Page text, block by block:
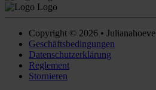
Copyright © 2026 • Julianahoeve
Geschäftsbedingungen
Datenschutzerklärung
Reglement
Stornieren